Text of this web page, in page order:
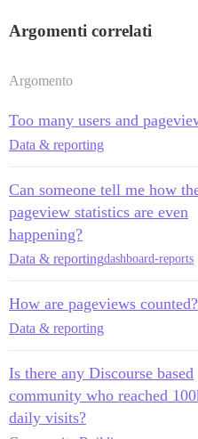
Argomenti correlati
Argomento
Too many users and
Data & reporting
Can someone tell me how
pageview statistics are even
happening?
Data & reportingdashboard-reports
How are pageviews counted?
Data & reporting
Is there any Discourse based
community who reached
daily visits?